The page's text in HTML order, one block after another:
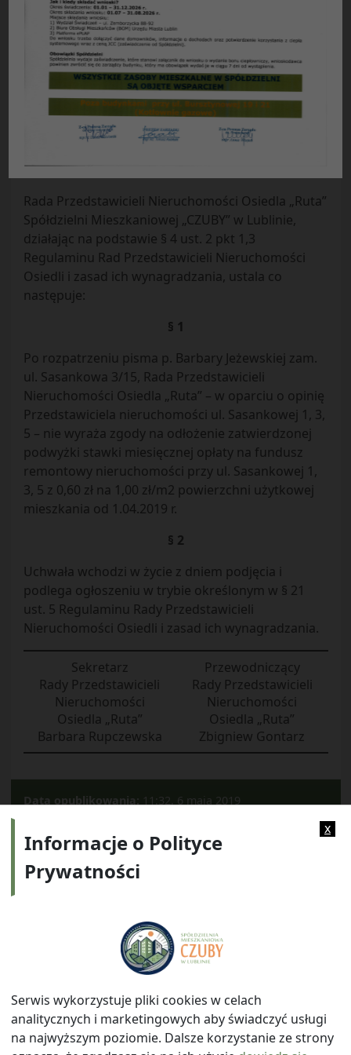
UCHWAŁA NR 3/2019
Rady Przedstawicieli Nieruchomości Osiedla „Ruta”
Spółdzielni Mieszkaniowej „CZUBY” w Lublinie
z dnia 28.02.2019 r.
w sprawie:pisma mieszkanki nieruchomości przy
ul. Sasankowej 1, 3, 5 w sprawie odłożenia
planowanej od dnia 1.04.2019 r. podwyżki na
Sasankowej 1, 3, 5.
Rada Przedstawicieli Nieruchomości Osiedla „Ruta”
Spółdzielni Mieszkaniowej „CZUBY” w Lublinie,
działając na podstawie § 4 ust. 2 pkt 1,3
Regulaminu Rad Przedstawicieli Nieruchomości
Osiedli i zasad ich wynagradzania, ustala co
następuje:
§ 1
Po rozpatrzeniu pisma p. Barbary Jeżewskiej zam.
ul. Sasankowa 3/15, Rada Przedstawicieli
Nieruchomości Osiedla „Ruta” – w oparciu o opinię
Przedstawiciela nieruchomości ul. Sasankowej 1, 3,
5 – nie wyraża zgody na odłożenie zatwierdzonej
podwyżki stawki miesięcznej opłaty na fundusz
remontowy nieruchomości przy ul. Sasankowej 1,
3, 5 z 0,60 zł na 1,00 zł/m2 powierzchni użytkowej
mieszkania od 1.04.2019 r.
§ 2
Uchwała wchodzi w życie z dniem podjęcia i
podlega ogłoszeniu w trybie określonym w § 21
ust. 5 Regulaminu Rady Przedstawicieli
Nieruchomości Osiedli i zasad ich wynagradzania.
Sekretarz
Rady Przedstawicieli
Nieruchomości
Osiedla „Ruta”
Barbara Rupczewska
Przewodniczący
Rady Przedstawicieli
Nieruchomości
Osiedla „Ruta”
Zbigniew Gontarz
Data opublikowania: 11:32, 6 maja 2019
ul. Watykańska 6, 20-538 Lublin
Telefon: 814641700 E-mail: info@smczuby.pl
x
Informacje o Polityce
Prywatności
Serwis wykorzystuje pliki cookies w celach
analitycznych i marketingowych aby świadczyć usługi
na najwyższym poziomie. Dalsze korzystanie ze strony